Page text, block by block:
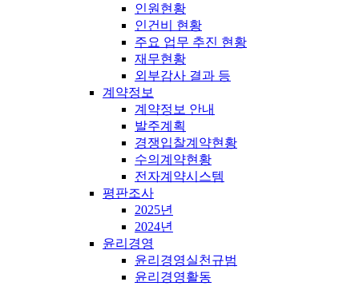
인원현황
인건비 현황
주요 업무 추진 현황
재무현황
외부감사 결과 등
계약정보
계약정보 안내
발주계획
경쟁입찰계약현황
수의계약현황
전자계약시스템
평판조사
2025년
2024년
윤리경영
윤리경영실천규범
윤리경영활동